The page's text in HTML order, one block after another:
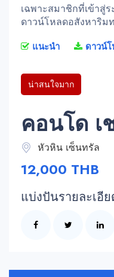
เฉพาะสมาชิกที่เข้าสู่
ดาวน์โหลดอสังหาริม
แนะนำ ดาวน์โ
น่าสนใจมาก
คอนโด เ
หัวหิน เซ็นทรัล
12,000 THB
แบ่งปันรายละเอี